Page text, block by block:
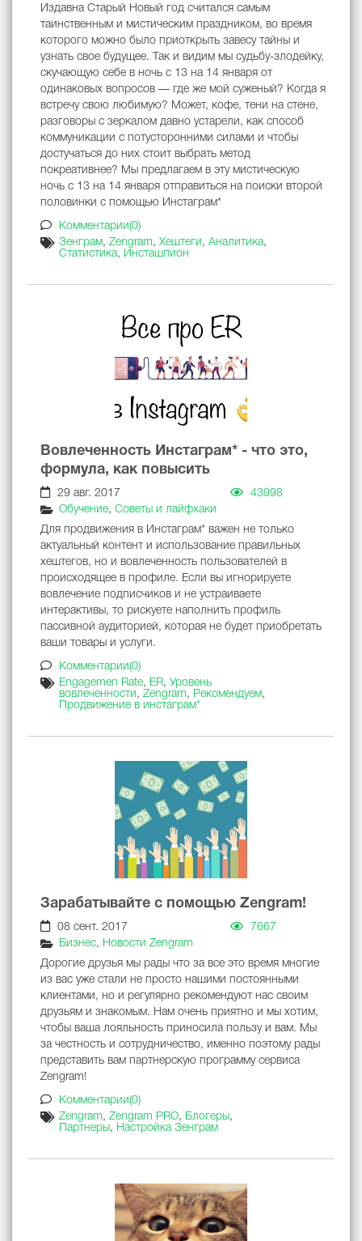
Издавна Старый Новый год считался самым
таинственным и мистическим праздником, во время
которого можно было приоткрыть завесу тайны и
узнать свое будущее. Так и видим мы судьбу-злодейку,
скучающую себе в ночь с 13 на 14 января от
одинаковых вопросов — где же мой суженый? Когда я
встречу свою любимую? Может, кофе, тени на стене,
разговоры с зеркалом давно устарели, как способ
коммуникации с потусторонними силами и чтобы
достучаться до них стоит выбрать метод
покреативнее? Мы предлагаем в эту мистическую
ночь с 13 на 14 января отправиться на поиски второй
половинки с помощью Инстаграм*
Комментарии(0)
Зенграм, Zengram, Хештеги, Аналитика,
Статистика, Инсташпион
Вовлеченность Инстаграм* - что это,
формула, как повысить
29 авг. 2017
43998
Обучение, Советы и лайфхаки
Для продвижения в Инстаграм* важен не только
актуальный контент и использование правильных
хештегов, но и вовлеченность пользователей в
происходящее в профиле. Если вы игнорируете
вовлечение подписчиков и не устраиваете
интерактивы, то рискуете наполнить профиль
пассивной аудиторией, которая не будет приобретать
ваши товары и услуги.
Комментарии(0)
Engagemen Rate, ER, Уровень
вовлеченности , Zengram, Рекомендуем,
Продвижение в инстаграм*
Зарабатывайте с помощью Zengram!
08 сент. 2017
7667
Бизнес, Новости Zengram
Дорогие друзья мы рады что за все это время многие
из вас уже стали не просто нашими постоянными
клиентами, но и регулярно рекомендуют нас своим
друзьям и знакомым. Нам очень приятно и мы хотим,
чтобы ваша лояльность приносила пользу и вам. Мы
за честность и сотрудничество, именно поэтому рады
представить вам партнерскую программу сервиса
Zengram!
Комментарии(0)
Zengram, Zengram PRO, Блогеры,
Партнеры, Настройка Зенграм